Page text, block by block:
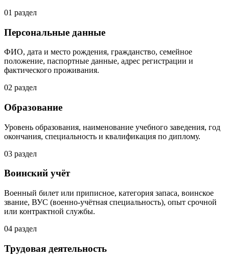
01 раздел
Персональные данные
ФИО, дата и место рождения, гражданство, семейное
положение, паспортные данные, адрес регистрации и
фактического проживания.
02 раздел
Образование
Уровень образования, наименование учебного заведения, год
окончания, специальность и квалификация по диплому.
03 раздел
Воинский учёт
Военный билет или приписное, категория запаса, воинское
звание, ВУС (военно-учётная специальность), опыт срочной
или контрактной службы.
04 раздел
Трудовая деятельность